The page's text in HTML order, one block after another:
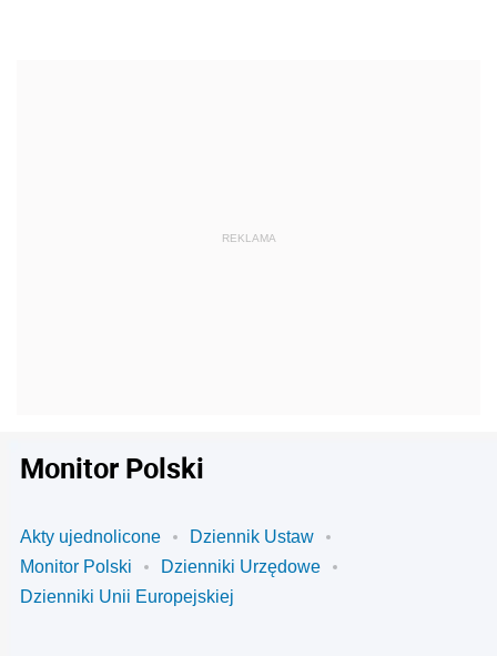
Monitor Polski
Akty ujednolicone
Dziennik Ustaw
Monitor Polski
Dzienniki Urzędowe
Dzienniki Unii Europejskiej